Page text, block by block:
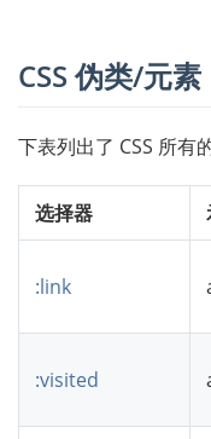
CSS 伪类/元素
下表列出了 CSS 所有
选择器
:link
:visited